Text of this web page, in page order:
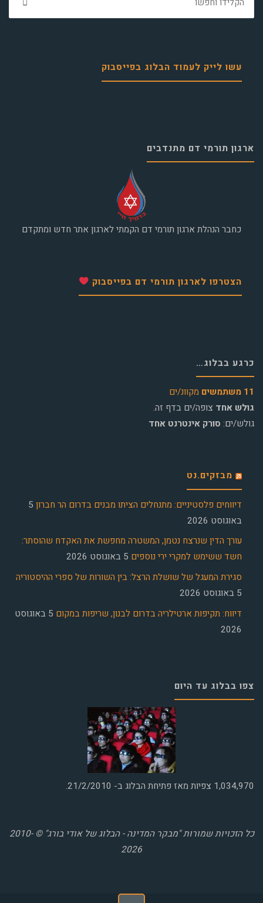
עשו לייק לעמוד הבלוג בפייסבוק
ארגון תורמי דם מתנדבים
כחבר הנהלת ארגון תורמי דם הקמתי לארגון אתר חדש ומתקדם
הצטרפו לארגון תורמי דם בפייסבוק
כרגע בבלוג…
11 משתמשים
מקוונ/ים
גולש אחד צופה/ים בדף זה.
גולש/ים: סורק אינטרנט אחד
מבזקים.נט
דיווחים פלסטיניים: מתנחלים הציתו מבנים בדרום הר חברון 5
באוגוסט 2026
עורך הדין שנרצח נטמן, המשטרה מחפשת את האקדח שהוסתר:
חשד ששימש למקרי ירי נוספים 5 באוגוסט 2026
סגירת המעגל של שושלת הרצל: בין השורות של ספרי ההיסטוריה
5 באוגוסט 2026
דיווח: תקיפות ארטילריה בדרום לבנון, שריפות במקום
5 באוגוסט
2026
צפו בבלוג עד היום
1,034,970 צפיות מאז פתיחת הבלוג ב- 21/2/2010.
כל הזכויות שמורות "מבקר המדינה - הבלוג של אודי בורג" © 2010-
2026